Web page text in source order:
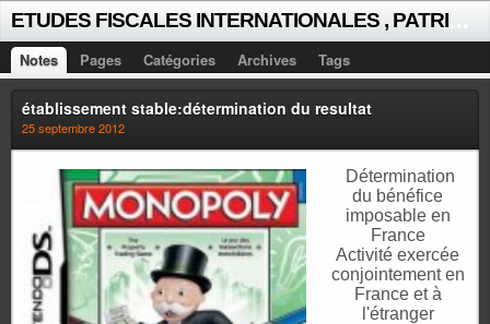
Notes Pages Catégories Archives Tags
établissement stable:détermination du resultat
25 septembre 2012
Détermination
du bénéfice
imposable en
France
Activité exercée
conjointement en
France et à
l'étranger